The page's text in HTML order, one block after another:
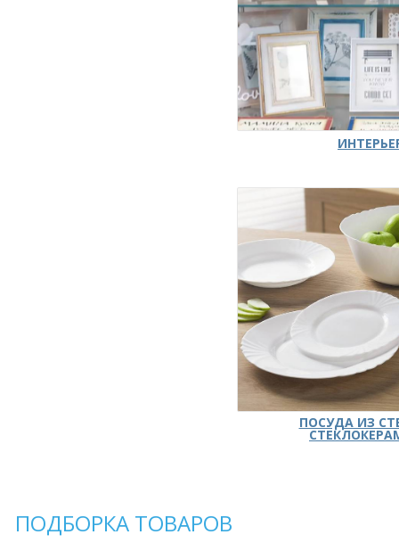
ПОСУДА ИЗ
ПОДБОРКА ТОВАРОВ